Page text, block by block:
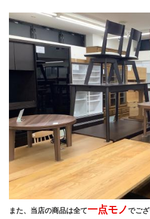
また、当店の商品は全て一点モノでござ